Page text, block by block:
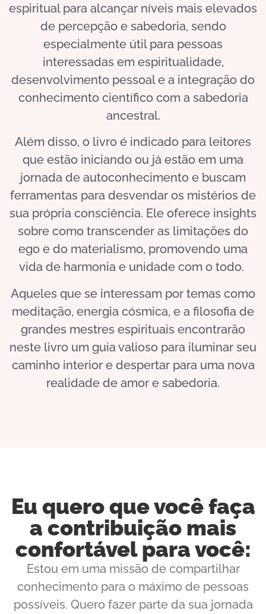
espiritual para alcançar níveis mais elevados
de percepção e sabedoria, sendo
especialmente útil para pessoas
interessadas em espiritualidade,
desenvolvimento pessoal e a integração do
conhecimento científico com a sabedoria
ancestral.
Além disso, o livro é indicado para leitores
que estão iniciando ou já estão em uma
jornada de autoconhecimento e buscam
ferramentas para desvendar os mistérios de
sua própria consciência. Ele oferece insights
sobre como transcender as limitações do
ego e do materialismo, promovendo uma
vida de harmonia e unidade com o todo.
Aqueles que se interessam por temas como
meditação, energia cósmica, e a filosofia de
grandes mestres espirituais encontrarão
neste livro um guia valioso para iluminar seu
caminho interior e despertar para uma nova
realidade de amor e sabedoria.
Eu quero que você faça
a contribuição mais
confortável para você:
Estou em uma missão de compartilhar
conhecimento para o máximo de pessoas
possíveis. Quero fazer parte da sua jornada